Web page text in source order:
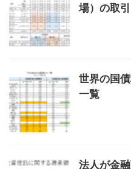
場）の取
世界の国
一覧
法人が金